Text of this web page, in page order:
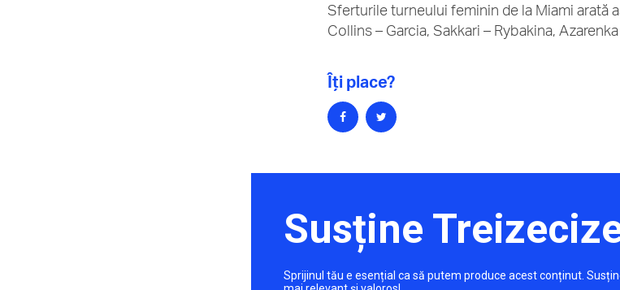
Sferturile turneului feminin de la Miami arată
Collins – Garcia, Sakkari – Rybakina,
Îți place?
Susține
Sprijinul tău e esențial ca să putem produce acest conținut.